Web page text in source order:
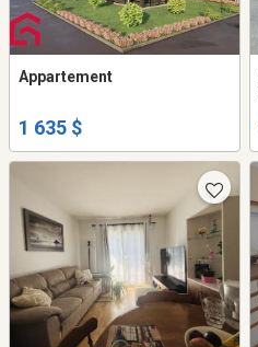
Appartement
1 635 $